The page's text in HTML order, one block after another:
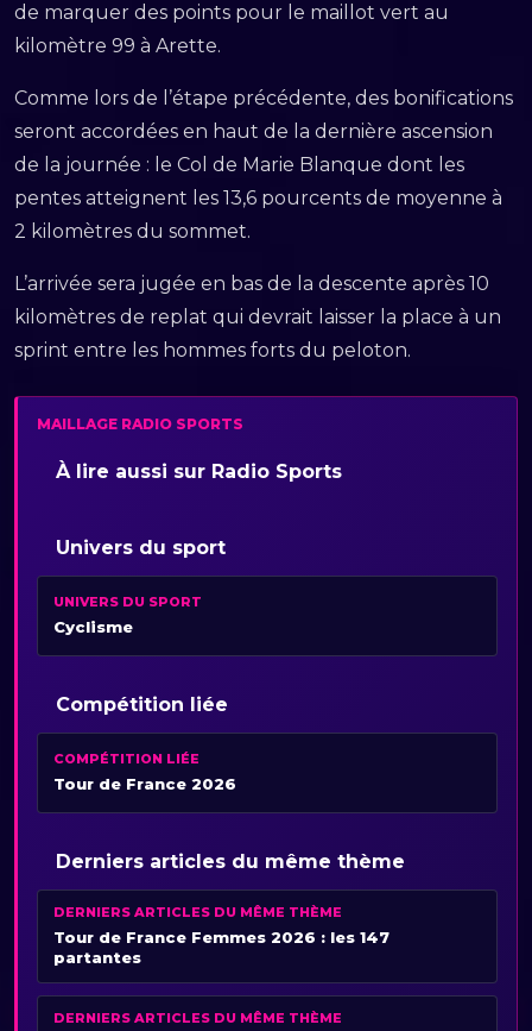
de marquer des points pour le maillot vert au
kilomètre 99 à Arette.
Comme lors de l’étape précédente, des bonifications
seront accordées en haut de la dernière ascension
de la journée : le Col de Marie Blanque dont les
pentes atteignent les 13,6 pourcents de moyenne à
2 kilomètres du sommet.
L’arrivée sera jugée en bas de la descente après 10
kilomètres de replat qui devrait laisser la place à un
sprint entre les hommes forts du peloton.
MAILLAGE RADIO SPORTS
À lire aussi sur Radio Sports
Univers du sport
UNIVERS DU SPORT
Cyclisme
Compétition liée
COMPÉTITION LIÉE
Tour de France 2026
Derniers articles du même thème
DERNIERS ARTICLES DU MÊME THÈME
Tour de France Femmes 2026 : les 147
partantes
DERNIERS ARTICLES DU MÊME THÈME